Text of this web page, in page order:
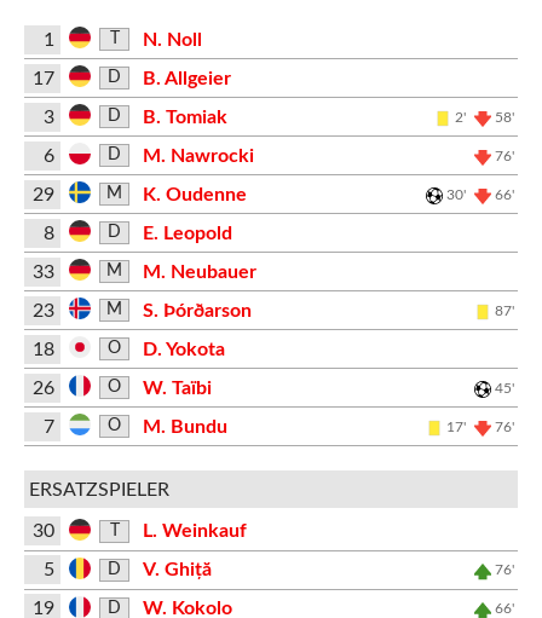
1
N. Noll
17
D
B. Allgeier
3
D B. Tomiak 2' 58'
6 D M. Nawrocki 76'
29 M K. Oudenne 30' 66'
8 D
E. Leopold
33
M
M. Neubauer
23
M S. Þórðarson 87'
18 O
D. Yokota
26
O W. Taïbi 45'
7 O M. Bundu 17' 76'
ERSATZSPIELER
30
L. Weinkauf
5
D V. Ghiță 76'
19 D W. Kokolo 66'